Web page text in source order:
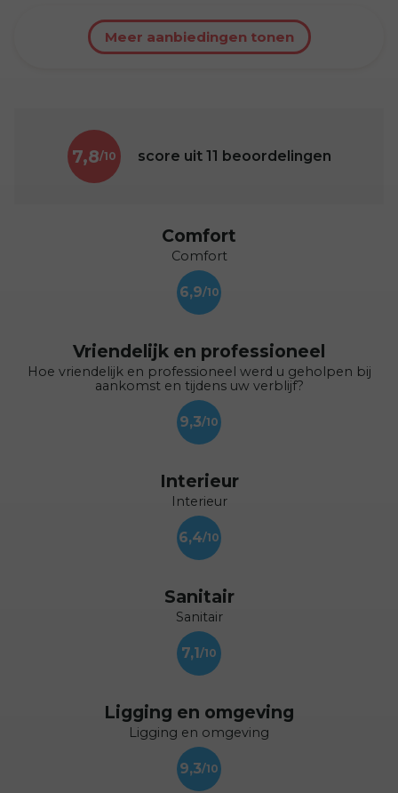
Meer aanbiedingen tonen
7,8 score uit 11 beoordelingen
Comfort
Comfort
6,9
Vriendelijk en professioneel
Hoe vriendelijk en professioneel werd u geholpen bij
aankomst en tijdens uw verblijf?
9,3
Interieur
Interieur
6,4
Sanitair
Sanitair
7,1
Ligging en omgeving
Ligging en omgeving
9,3